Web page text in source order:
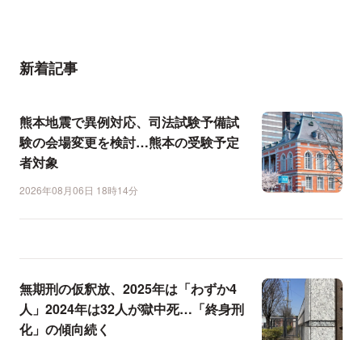
新着記事
熊本地震で異例対応、司法試験予備試
験の会場変更を検討…熊本の受験予定
者対象
2026年08月06日 18時14分
無期刑の仮釈放、2025年は「わずか4
人」2024年は32人が獄中死…「終身刑
化」の傾向続く